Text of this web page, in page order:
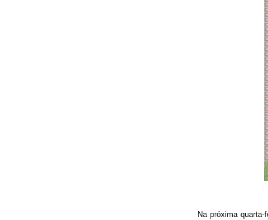
Na próxima